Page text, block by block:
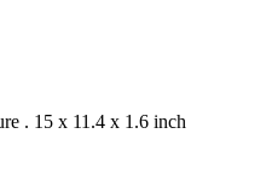
. 15 x 11.4 x 1.6 inch